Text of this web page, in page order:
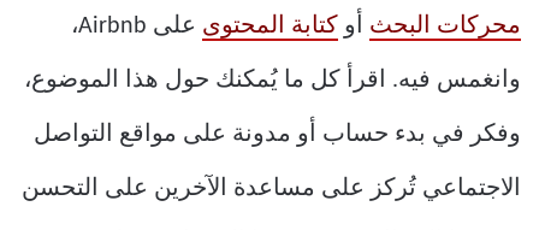
محركات البحث أو كتابة المحتوى على Airbnb،
وانغمس فيه. اقرأ كل ما يُمكنك حول هذا الموضوع،
وفكر في بدء حساب أو مدونة على مواقع التواصل
الاجتماعي تُركز على مساعدة الآخرين على التحسن